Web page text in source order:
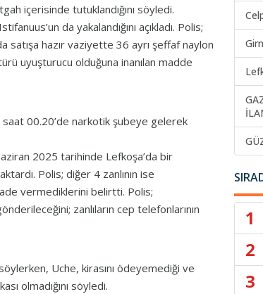
içerisinde tutuklandığını söyledi.
da yakalandığını açıkladı. Polis;
satışa hazır vaziyette 36 ayrı şeffaf naylon
uyuşturucu olduğuna inanılan madde
saat 00.20’de narkotik şubeye gelerek
2025 tarihinde Lefkoşa’da bir
Polis; diğer 4 zanlının ise
vermediklerini belirtti. Polis;
zanlıların cep telefonlarının
Uche, kirasını ödeyemediği ve
olmadığını söyledi.
1
2
3